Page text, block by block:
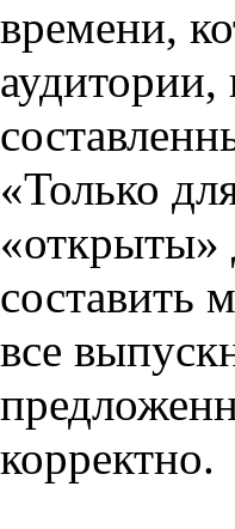
времени,
«Только
«открыты»
составить
все
корректно.